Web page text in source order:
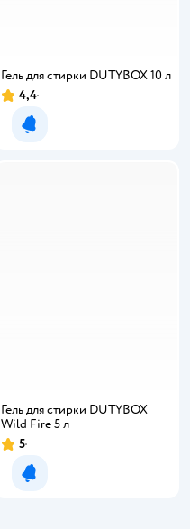
Гель для стирки DUTYBOX 10 л
Рейтинг:
4,4
Уведомить о появлении
Гель для стирки DUTYBOX
Wild Fire 5 л
Рейтинг:
5
Уведомить о появлении